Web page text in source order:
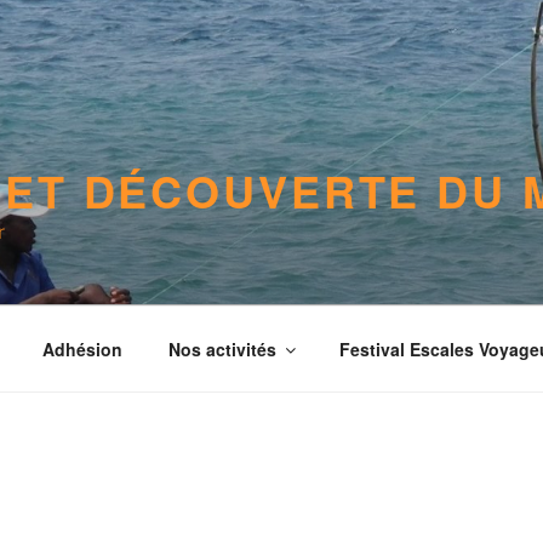
DÉCOUVERTE DU
Adhésion Nos activités Festival Escales